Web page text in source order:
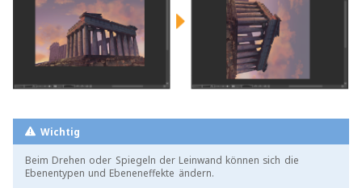
Wichtig
Beim Drehen oder Spiegeln der Leinwand können sich die
Ebenentypen und Ebeneneffekte ändern.